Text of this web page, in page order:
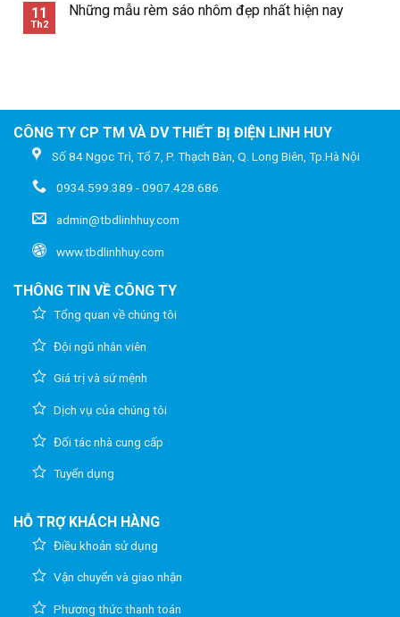
11
Th2
Những mẫu rèm sáo nhôm đẹp nhất hiện nay
CÔNG TY CP TM VÀ DV THIẾT BỊ ĐIỆN LINH HUY
Số 84 Ngọc Trì, Tổ 7, P. Thạch Bàn, Q. Long Biên, Tp.Hà Nội
0934.599.389 - 0907.428.686
admin@tbdlinhhuy.com
www.tbdlinhhuy.com
THÔNG TIN VỀ CÔNG TY
Tổng quan về chúng tôi
Đội ngũ nhân viên
Giá trị và sứ mệnh
Dịch vụ của chúng tôi
Đối tác nhà cung cấp
Tuyển dụng
HỖ TRỢ KHÁCH HÀNG
Điều khoản sử dụng
Vận chuyển và giao nhận
Phương thức thanh toán